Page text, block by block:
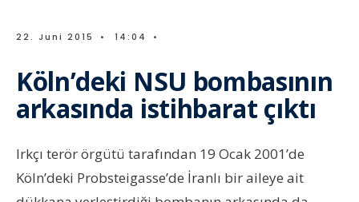
22. Juni 2015 • 14:04 •
Köln’deki NSU bombasının
arkasında istihbarat çıktı
Irkçı terör örgütü tarafından 19 Ocak 2001’de
Köln’deki Probsteigasse’de İranlı bir aileye ait